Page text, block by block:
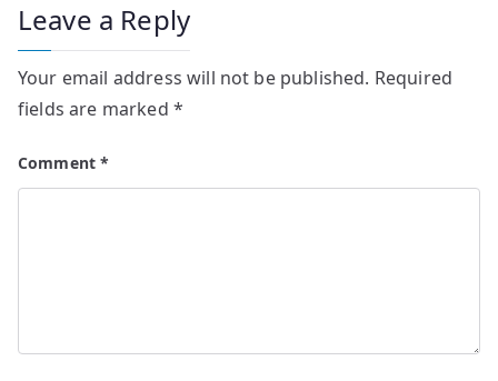
Leave a Reply
Your email address will not be published. Required
fields are marked *
Comment*